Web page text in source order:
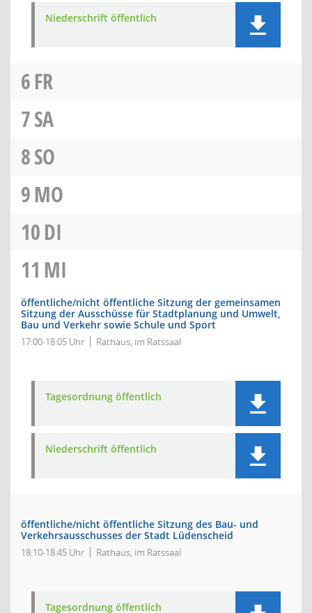
Niederschrift öffentlich
6FR
7SA
8SO
9MO
10DI
11 MI
öffentliche/nicht öffentliche Sitzung der gemeinsamen
Sitzung der Ausschüsse für Stadtplanung und Umwelt,
Bau und Verkehr sowie Schule und Sport
17:00-18:05 Uhr Rathaus, im Ratssaal
Tagesordnung öffentlich
Niederschrift öffentlich
öffentliche/nicht öffentliche Sitzung des Bau- und
Verkehrsausschusses der Stadt Lüdenscheid
18:10-18:45 Uhr Rathaus, im Ratssaal
Tagesordnung öffentlich